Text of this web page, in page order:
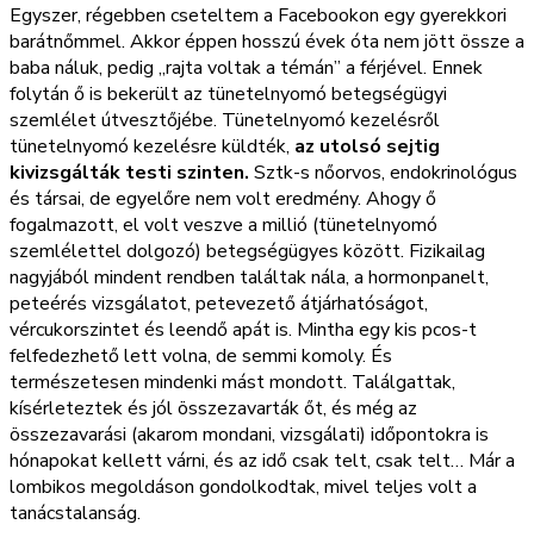
Egyszer, régebben cseteltem a Facebookon egy gyerekkori
barátnőmmel. Akkor éppen hosszú évek óta nem jött össze a
baba náluk, pedig „rajta voltak a témán” a férjével. Ennek
folytán ő is bekerült az tünetelnyomó betegségügyi
szemlélet útvesztőjébe. Tünetelnyomó kezelésről
tünetelnyomó kezelésre küldték, az utolsó sejtig
kivizsgálták testi szinten. Sztk-s nőorvos, endokrinológus
és társai, de egyelőre nem volt eredmény. Ahogy ő
fogalmazott, el volt veszve a millió (tünetelnyomó
szemlélettel dolgozó) betegségügyes között. Fizikailag
nagyjából mindent rendben találtak nála, a hormonpanelt,
peteérés vizsgálatot, petevezető átjárhatóságot,
vércukorszintet és leendő apát is. Mintha egy kis pcos-t
felfedezhető lett volna, de semmi komoly. És
természetesen mindenki mást mondott. Találgattak,
kísérleteztek és jól összezavarták őt, és még az
összezavarási (akarom mondani, vizsgálati) időpontokra is
hónapokat kellett várni, és az idő csak telt, csak telt… Már a
lombikos megoldáson gondolkodtak, mivel teljes volt a
tanácstalanság.